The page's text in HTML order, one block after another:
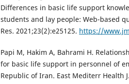
Differences in basic life support
students and lay people: Web-based
Res. 2021;23(2):e25125. https://
Papi M, Hakim A, Bahrami H.
for basic life support in personnel of
Republic of Iran. East Mediterr Health